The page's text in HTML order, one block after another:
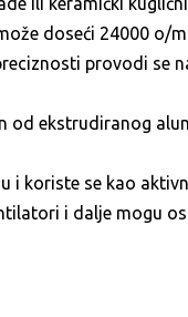
doseći 24000 o/
provodi se
od ekstrudiranog
i koriste se kao
i dalje mogu